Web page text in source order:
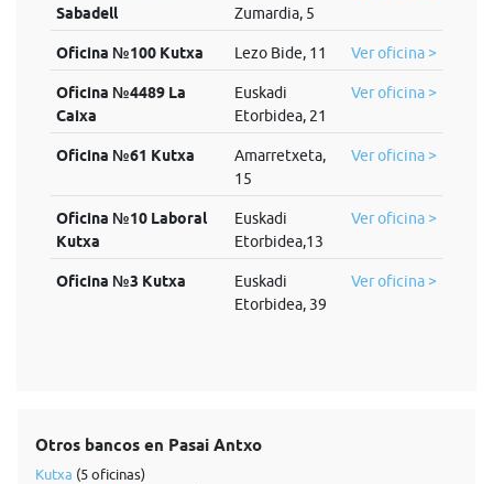
Sabadell
Zumardia, 5
Oficina №100 Kutxa Lezo Bide, 11 Ver oficina >
Oficina №4489 La
Caixa
Euskadi
Etorbidea, 21
Ver oficina >
Oficina №61 Kutxa
Amarretxeta,
15
Ver oficina >
Oficina №10 Laboral
Kutxa
Euskadi
Etorbidea,13
Ver oficina >
Oficina №3 Kutxa
Euskadi
Etorbidea, 39
Ver oficina >
Otros bancos en Pasai Antxo
Kutxa (5 oficinas)